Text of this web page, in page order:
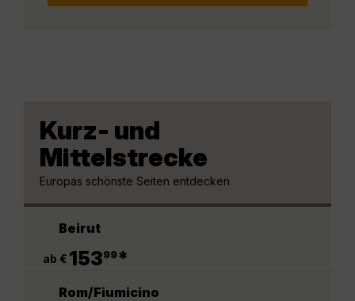
Kurz- und
Mittelstrecke
Europas schönste Seiten entdecken
Beirut
ab € 15399*
Rom/Fiumicino